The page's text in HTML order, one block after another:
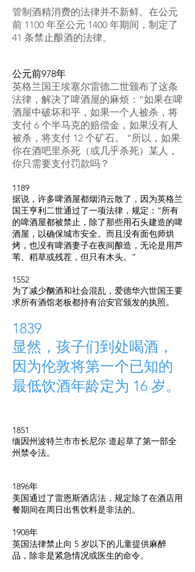
管制酒精消费的法律并不新鲜。在公元
前 1100 年至公元 1400 年期间，制定了
41 条禁止酿酒的法律。
公元前978年
英格兰国王埃塞尔雷德二世颁布了这条
法律，解决了啤酒屋的麻烦：“如果在啤
酒屋中破坏和平，如果一个人被杀，将
支付 6 个半马克的赔偿金，如果没有人
被杀，将支付 12 个矿石。 ”所以，如果
你在酒吧里杀死（或几乎杀死）某人，
你只需要支付罚款吗？
1189
据说，许多啤酒屋都烟消云散了，因为英格兰
国王亨利二世通过了一项法律，规定：“所有
的啤酒屋都被禁止，除了那些用石头建造的啤
酒屋，以确保城市安全。而且没有面包师烘
烤，也没有啤酒妻子在夜间酿造，无论是用芦
苇、稻草或残茬，但只有木头。”
1552
为了减少酗酒和社会混乱，爱德华六世国王要
求所有酒馆老板都持有治安官颁发的执照。
1839
显然，孩子们到处喝酒，
因为伦敦将第一个已知的
最低饮酒年龄定为 16 岁。
1851
缅因州波特兰市市长尼尔·道起草了第一部全
州禁令法。
1896年
美国通过了雷恩斯酒店法，规定除了在酒店用
餐期间在周日出售饮料是非法的。
1908年
英国法律禁止向 5 岁以下的儿童提供麻醉
品，除非是紧急情况或医生的命令。